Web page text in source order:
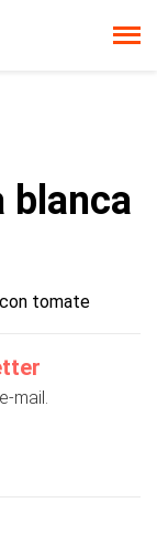
blanca
mail.